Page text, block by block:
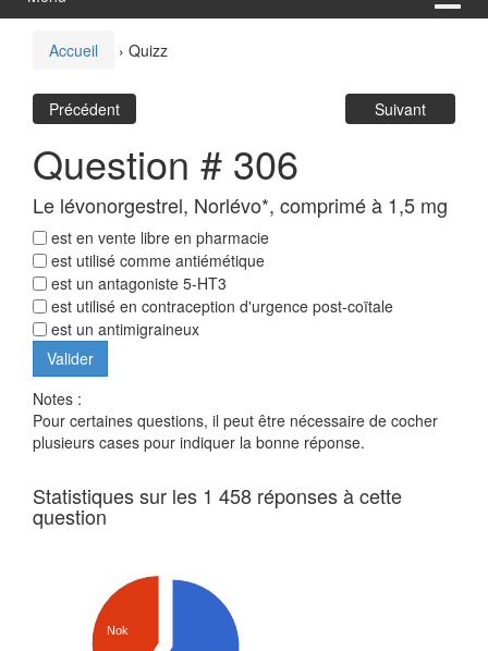
Accueil › Quizz
Précédent Suivant
Question # 306
Le lévonorgestrel, Norlévo*, comprimé à 1,5 mg
est en vente libre en pharmacie
est utilisé comme antiémétique
est un antagoniste 5-HT3
est utilisé en contraception d'urgence post-coïtale
est un antimigraineux
Notes :
Pour certaines questions, il peut être nécessaire de cocher
plusieurs cases pour indiquer la bonne réponse.
Statistiques sur les 1 458 réponses à cette
question
Nok